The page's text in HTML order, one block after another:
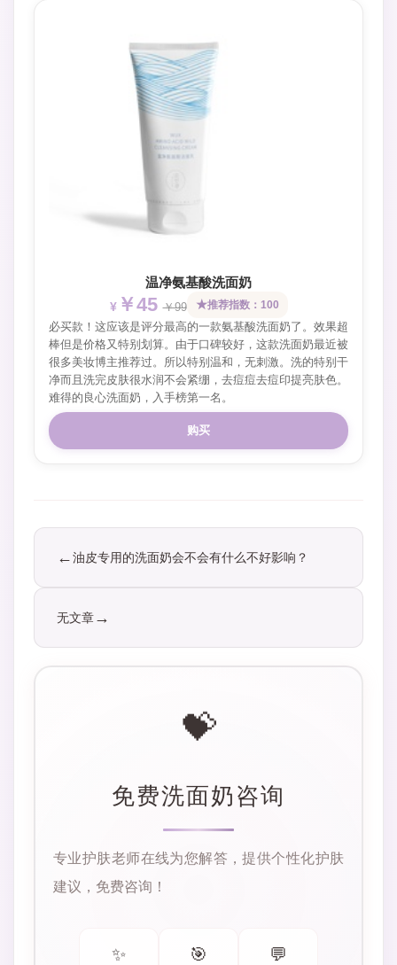
温净氨基酸洗面奶
￥45 ￥99 推荐指数：100
必买款！这应该是评分最高的一款氨基酸洗面奶了。效果超
棒但是价格又特别划算。由于口碑较好，这款洗面奶最近被
很多美妆博主推荐过。所以特别温和，无刺激。洗的特别干
净而且洗完皮肤很水润不会紧绷，去痘痘去痘印提亮肤色。
难得的良心洗面奶，入手榜第一名。
购买
油皮专用的洗面奶会不会有什么不好影响？
无文章
💝
免费洗面奶咨询
专业护肤老师在线为您解答，提供个性化护肤
建议，免费咨询！
✨ 🎯 💬